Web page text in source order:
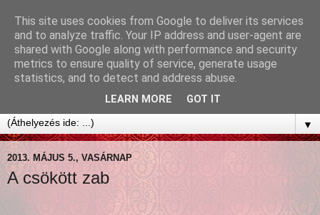
▼
2013. MÁJUS 5., VASÁRNAP
A csökött zab
This site uses cookies from Google to deliver its services
and to analyze traffic. Your IP address and user-agent are
shared with Google along with performance and security
metrics to ensure quality of service, generate usage
statistics, and to detect and address abuse.
LEARN MORE GOT IT